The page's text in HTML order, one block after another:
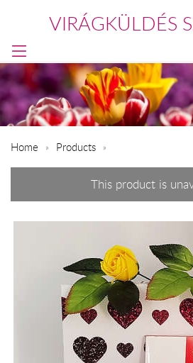
VIRÁGKÜLDÉS
Home Products
This product is